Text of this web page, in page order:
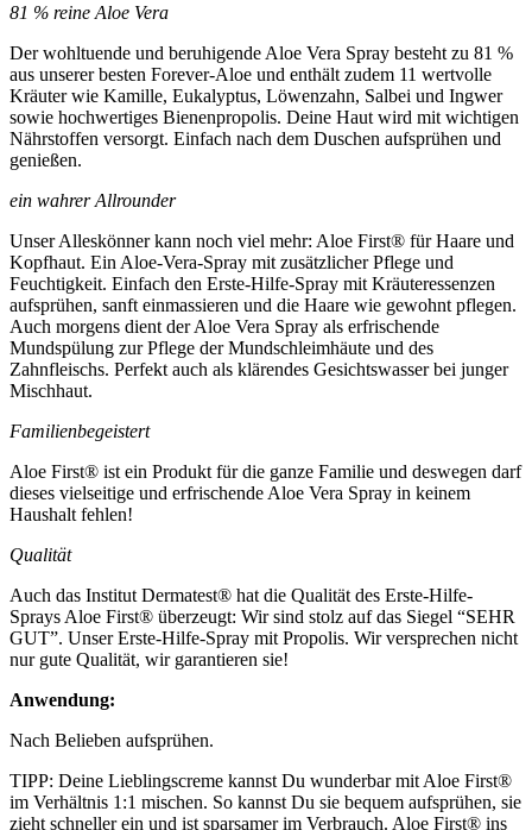
81 % reine Aloe Vera
Der wohltuende und beruhigende Aloe Vera Spray besteht zu 81 %
aus unserer besten Forever-Aloe und enthält zudem 11 wertvolle
Kräuter wie Kamille, Eukalyptus, Löwenzahn, Salbei und Ingwer
sowie hochwertiges Bienenpropolis. Deine Haut wird mit wichtigen
Nährstoffen versorgt. Einfach nach dem Duschen aufsprühen und
genießen.
ein wahrer Allrounder
Unser Alleskönner kann noch viel mehr: Aloe First® für Haare und
Kopfhaut. Ein Aloe-Vera-Spray mit zusätzlicher Pflege und
Feuchtigkeit. Einfach den Erste-Hilfe-Spray mit Kräuteressenzen
aufsprühen, sanft einmassieren und die Haare wie gewohnt pflegen.
Auch morgens dient der Aloe Vera Spray als erfrischende
Mundspülung zur Pflege der Mundschleimhäute und des
Zahnfleischs. Perfekt auch als klärendes Gesichtswasser bei junger
Mischhaut.
Familienbegeistert
Aloe First® ist ein Produkt für die ganze Familie und deswegen darf
dieses vielseitige und erfrischende Aloe Vera Spray in keinem
Haushalt fehlen!
Qualität
Auch das Institut Dermatest® hat die Qualität des Erste-Hilfe-
Sprays Aloe First® überzeugt: Wir sind stolz auf das Siegel “SEHR
GUT”. Unser Erste-Hilfe-Spray mit Propolis. Wir versprechen nicht
nur gute Qualität, wir garantieren sie!
Anwendung:
Nach Belieben aufsprühen.
TIPP: Deine Lieblingscreme kannst Du wunderbar mit Aloe First®
im Verhältnis 1:1 mischen. So kannst Du sie bequem aufsprühen, sie
zieht schneller ein und ist sparsamer im Verbrauch. Aloe First® ins